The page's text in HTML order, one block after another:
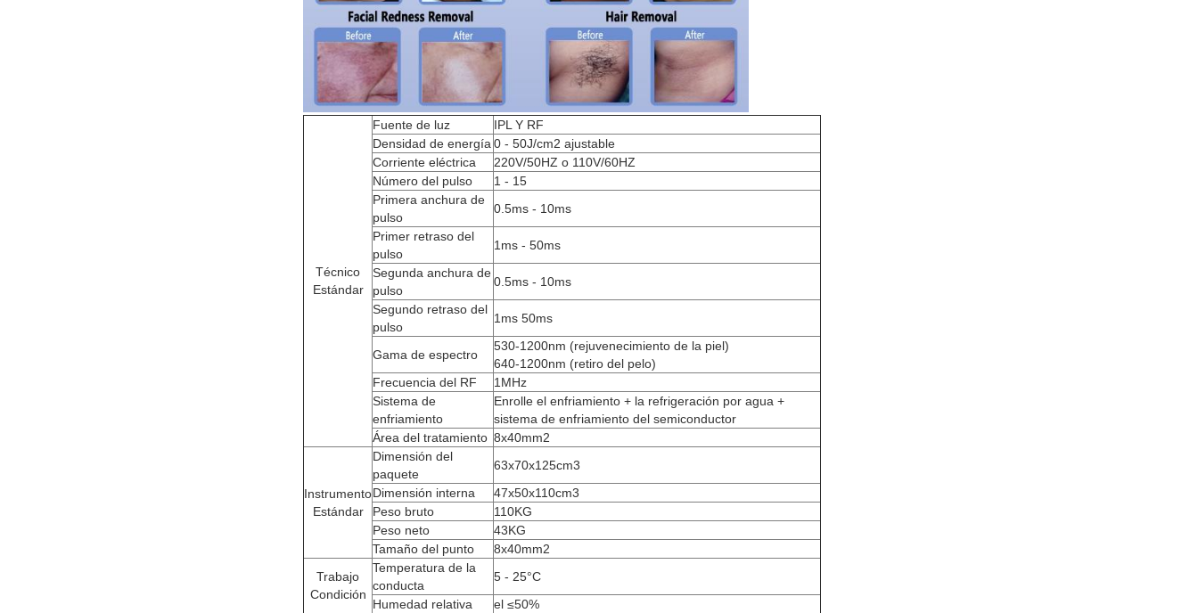
Técnico
Estándar
Fuente de luz
IPL Y RF
Densidad de energía 0 - 50J/cm2 ajustable
Corriente eléctrica
220V/50HZ o 110V/60HZ
Número del pulso
1 - 15
Primera anchura de
pulso
0.5ms - 10ms
Primer retraso del
pulso
1ms - 50ms
Segunda anchura de
pulso
0.5ms - 10ms
Segundo retraso del
pulso
1ms 50ms
Gama de espectro
530-1200nm (rejuvenecimiento de la piel)
640-1200nm (retiro del pelo)
Frecuencia del RF
1MHz
Sistema de
enfriamiento
Enrolle el enfriamiento + la refrigeración por agua +
sistema de enfriamiento del semiconductor
Área del tratamiento 8x40mm2
Instrumento
Estándar
Dimensión del
paquete
63x70x125cm3
Dimensión interna
47x50x110cm3
Peso bruto
110KG
Peso neto
43KG
Tamaño del punto
8x40mm2
Trabajo
Condición
Temperatura de la
conducta
5 - 25°C
Humedad relativa
el ≤50%